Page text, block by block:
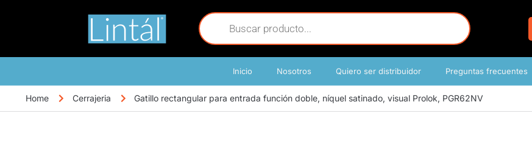
Inicio Nosotros Quiero ser distribuidor Preguntas frecuentes
Home Cerrajeria Gatillo rectangular para entrada función doble, níquel satinado, visual Prolok, PGR62NV